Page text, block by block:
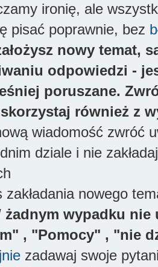
ironię, ale
pisać poprawnie, bez
nowy temat,
odpowiedzi -
poruszane.
również z
wiadomość zwróć
dziale i nie
zakładania nowego
żadnym wypadku
, "Pomocy" , "nie
zadawaj swoje